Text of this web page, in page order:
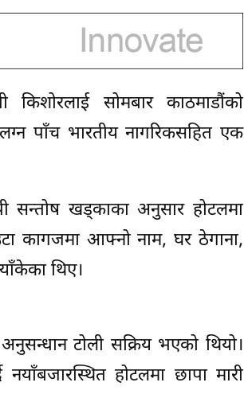
सोमबार काठमाडौंको
पाँच भारतीय नागरिकसहित एक
सन्तोष खड्काका अनुसार होटलमा
कागजमा आफ्नो नाम, घर ठेगाना,
थिए।
टोली सक्रिय भएको थियो।
होटलमा छापा मारी